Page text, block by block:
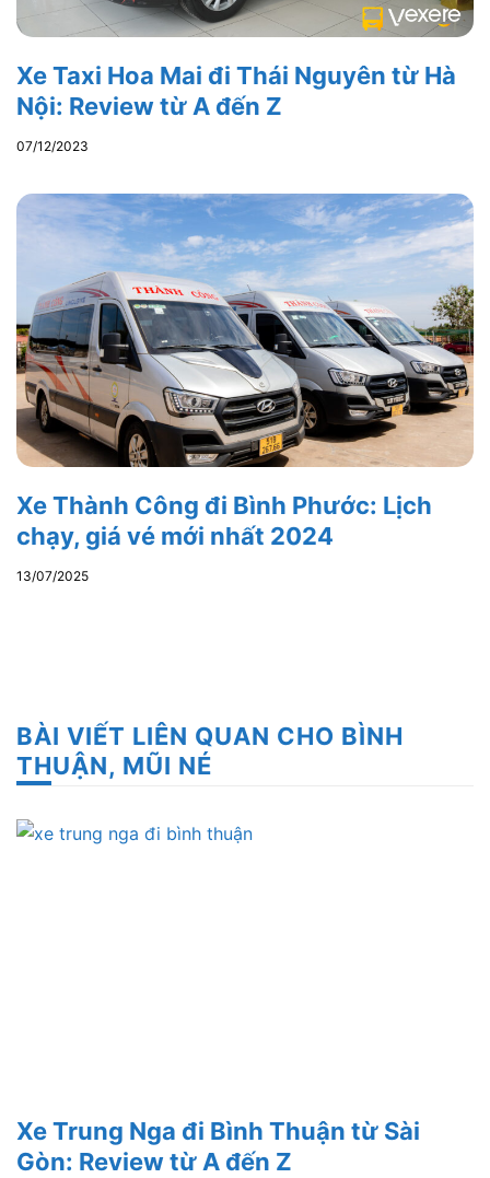
Xe Taxi Hoa Mai đi Thái Nguyên từ Hà
Nội: Review từ A đến Z
07/12/2023
Xe Thành Công đi Bình Phước: Lịch
chạy, giá vé mới nhất 2024
13/07/2025
BÀI VIẾT LIÊN QUAN CHO BÌNH
THUẬN, MŨI NÉ
Xe Trung Nga đi Bình Thuận từ Sài
Gòn: Review từ A đến Z